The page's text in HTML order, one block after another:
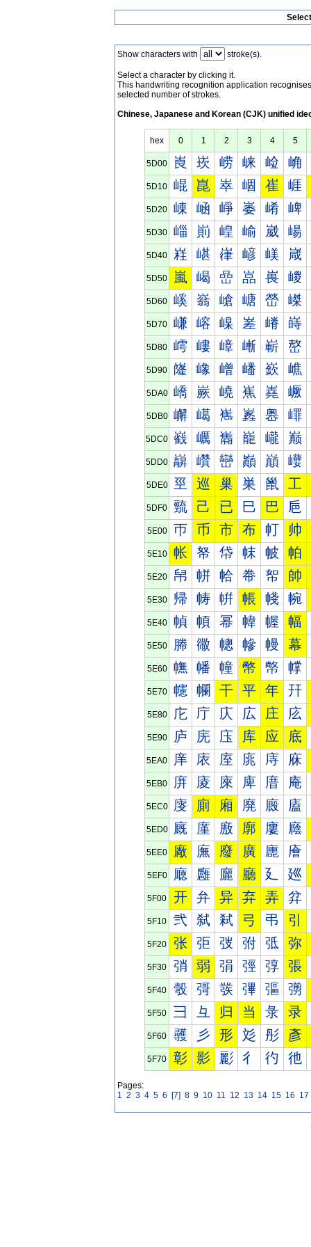
Show characters with stroke(s).
Select a character by clicking it.
This handwriting recognition application
selected number of strokes.
Chinese, Japanese and Korean (CJK) unified
hex 0 1 2 3 4 5
5D00 崀 崁 崂 崃 崄 崅
5D10 崐 崑 崒 崓 崔 崕
5D20 崠 崡 崢 崣 崤 崥
5D30 崰 崱 崲 崳 崴 崵
5D40 嵀 嵁 嵂 嵃 嵄 嵅
5D50 嵐 嵑 嵒 嵓 嵔 嵕
5D60 嵠 嵡 嵢 嵣 嵤 嵥
5D70 嵰 嵱 嵲 嵳 嵴 嵵
5D80 嶀 嶁 嶂 嶃 嶄 嶅
5D90 嶐 嶑 嶒 嶓 嶔 嶕
5DA0 嶠 嶡 嶢 嶣 嶤 嶥
5DB0 嶰 嶱 嶲 嶳 嶴 嶵
5DC0 巀 巁 巂 巃 巄 巅
5DD0 巐 巑 巒 巓 巔 巕
5DE0 巠 巡 巢 巣 巤 工
5DF0 巰 己 已 巳 巴 巵
5E00 帀 币 市 布 帄 帅
5E10 帐 帑 帒 帓 帔 帕
5E20 帠 帡 帢 帣 帤 帥
5E30 帰 帱 帲 帳 帴 帵
5E40 幀 幁 幂 幃 幄 幅
5E50 幐 幑 幒 幓 幔 幕
5E60 幠 幡 幢 幣 幤 幥
5E70 幰 幱 干 平 年 幵
5E80 庀 庁 庂 広 庄 庅
5E90 庐 庑 庒 库 应 底
5EA0 庠 庡 庢 庣 庤 庥
5EB0 庰 庱 庲 庳 庴 庵
5EC0 廀 廁 廂 廃 廄 廅
5ED0 廐 廑 廒 廓 廔 廕
5EE0 廠 廡 廢 廣 廤 廥
5EF0 廰 廱 廲 廳 廴 廵
5F00 开 弁 异 弃 弄 弅
5F10 弐 弑 弒 弓 弔 引
5F20 张 弡 弢 弣 弤 弥
5F30 弰 弱 弲 弳 弴 張
5F40 彀 彁 彂 彃 彄 彅
5F50 彐 彑 归 当 彔 录
5F60 彠 彡 形 彣 彤 彥
5F70 彰 影 彲 彳 彴 彵
Pages:
1 2 3 4 5 6 [7] 8 9 10 11 12 13 14 15 16 17